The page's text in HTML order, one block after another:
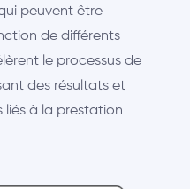
peuvent être
de différents
le processus de
des résultats et
liés à la prestation